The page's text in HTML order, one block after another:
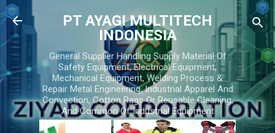
Skip to main content
PT AYAGI MULTITECH
INDONESIA
General Supplier Handling Supply Material Of
Safety Equipment, Electrical Equipment,
Mechanical Equipment, Welding Process &
Repair Metal Engineering, Industrial Apparel And
Convection, Cotton Rags Or Reusable Cleaning,
And Common Of Industrial Equipment